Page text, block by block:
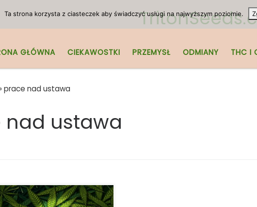
GŁÓWNA CIEKAWOSTKI PRZEMYSŁ ODMIANY THC I
prace nad ustawa
nad ustawa
wieku domagając się
Ta strona korzysta z ciasteczek aby świadczyć usługi na najwyższym poziomie.